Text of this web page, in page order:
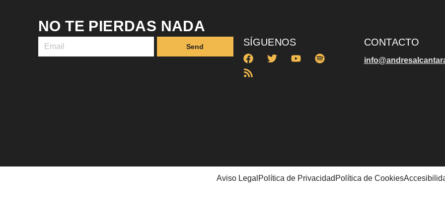
NO TE PIERDAS NADA
Send SÍGUENOS CONTACTO
Aviso Legal Política de Privacidad Política de Cookies